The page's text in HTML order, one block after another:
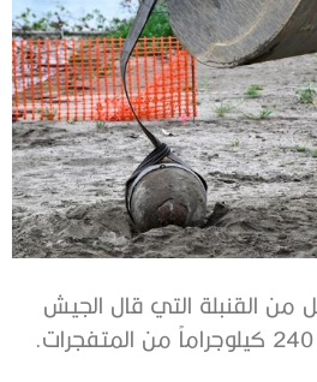
من القنبلة التي قال الجيش